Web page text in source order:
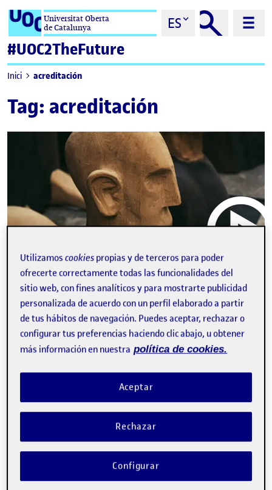
Saltar al contenidoUniversitat Oberta
de Catalunya
ES
#UOC2TheFuture
Inici acreditación
Tag: acreditación
video
Aprendizajes infinitos,
trayectorias abiertas
MANEL JIMÉNEZ
Vicerector de Alianzas, Comunidad y Cultura
escultura artística, el vicerrector de Alianzas, Comunidad y
Cultura de la universidad las utiliza para explicar los distintos
formatos y componentes …
acreditación aprendizaje a lo largo de la vida
microcredenciales
LinkedInEmail
Utilizamoscookies propias y de terceros para poder
ofrecerte correctamente todas las funcionalidades del
sitio web, con fines analíticos y para mostrarte publicidad
personalizada de acuerdo con un perfil elaborado a partir
de tus hábitos de navegación. Puedes aceptar, rechazar o
configurar tus preferencias haciendo clic abajo, u obtener
más información en nuestra política de cookies.
Rechazar
Aceptar
Configurar